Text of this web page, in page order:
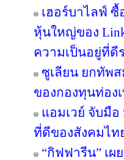
เฮอร์บาไลฟ์ ซื้
หุ้นใหญ่ของ
ความเป็นอยู่ที่ดี
ซูเลียน ยกทัพ
ของกองทุนท่อง
แอมเวย์ จับมื
ที่ดีของสังคมไท
“กิฟฟารีน” เผ